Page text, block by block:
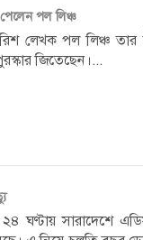
পেলেন পল লিঞ্চ
লেখক পল লিঞ্চ তার
জিতেছেন।...
ঘণ্টায় সারাদেশে